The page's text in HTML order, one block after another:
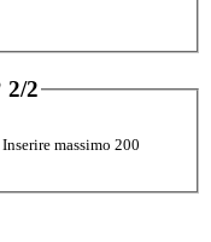
2/2
Inserire massimo 200